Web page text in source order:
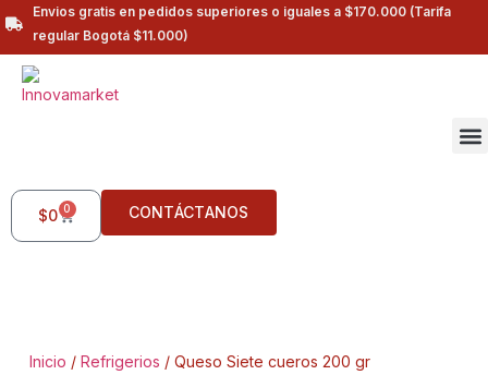
Envios gratis en pedidos superiores o iguales a $170.000 (Tarifa
regular Bogotá $11.000)
$0 0 CONTÁCTANOS
Inicio / Refrigerios / Queso Siete cueros 200 gr